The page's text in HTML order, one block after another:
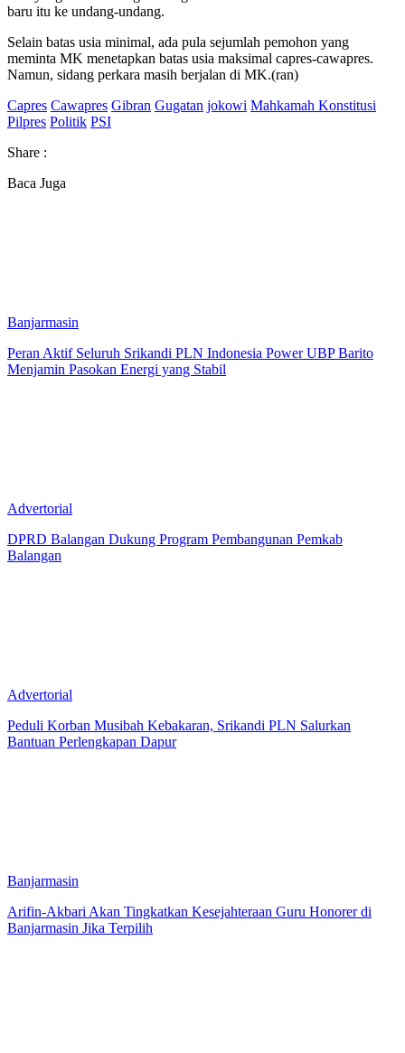
baru itu ke undang-undang.
Selain batas usia minimal, ada pula sejumlah pemohon yang
meminta MK menetapkan batas usia maksimal capres-cawapres.
Namun, sidang perkara masih berjalan di MK.(ran)
Capres Cawapres Gibran Gugatan jokowi Mahkamah Konstitusi
Pilpres Politik PSI
Share :
Baca Juga
Banjarmasin
Peran Aktif Seluruh Srikandi PLN Indonesia Power UBP Barito
Menjamin Pasokan Energi yang Stabil
Advertorial
DPRD Balangan Dukung Program Pembangunan Pemkab
Balangan
Advertorial
Peduli Korban Musibah Kebakaran, Srikandi PLN Salurkan
Bantuan Perlengkapan Dapur
Banjarmasin
Arifin-Akbari Akan Tingkatkan Kesejahteraan Guru Honorer di
Banjarmasin Jika Terpilih